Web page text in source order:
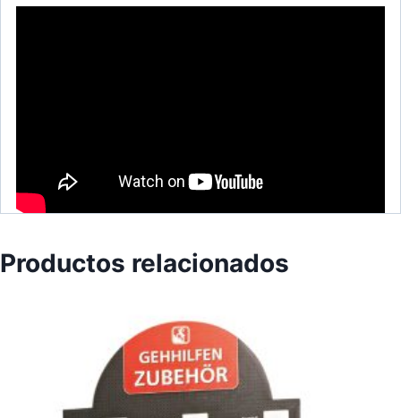
Productos relacionados